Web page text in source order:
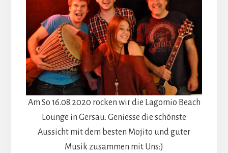
Am So 16.08.2020 rocken wir die Lagomio Beach
Lounge in Gersau. Geniesse die schönste
Aussicht mit dem besten Mojito und guter
Musik zusammen mit Uns:)